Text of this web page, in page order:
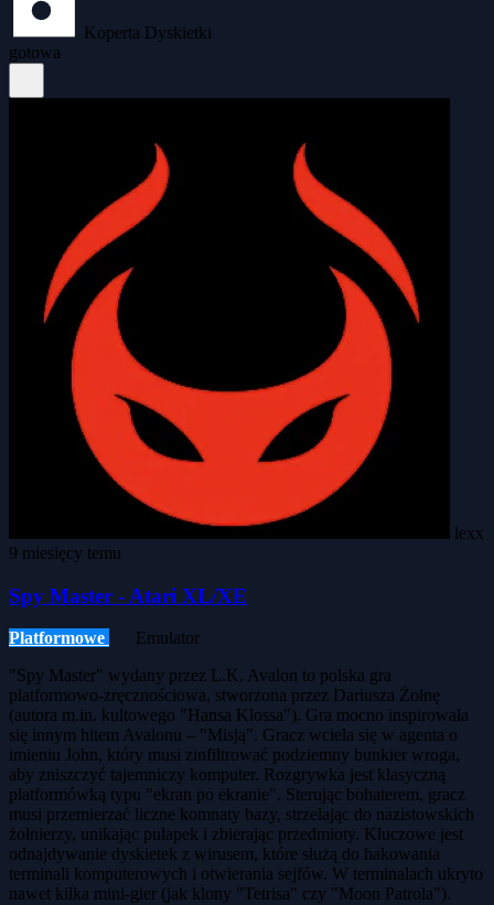
Koperta Dyskietki
gotowa
lexx
9 miesięcy temu
Spy Master - Atari XL/XE
Platformowe
Emulator
"Spy Master" wydany przez L.K. Avalon to polska gra
platformowo-zręcznościowa, stworzona przez Dariusza Żołnę
(autora m.in. kultowego "Hansa Klossa"). Gra mocno inspirowała
się innym hitem Avalonu – "Misją". Gracz wciela się w agenta o
imieniu John, który musi zinfiltrować podziemny bunkier wroga,
aby zniszczyć tajemniczy komputer. Rozgrywka jest klasyczną
platformówką typu "ekran po ekranie". Sterując bohaterem, gracz
musi przemierzać liczne komnaty bazy, strzelając do nazistowskich
żołnierzy, unikając pułapek i zbierając przedmioty. Kluczowe jest
odnajdywanie dyskietek z wirusem, które służą do hakowania
terminali komputerowych i otwierania sejfów. W terminalach ukryto
nawet kilka mini-gier (jak klony "Tetrisa" czy "Moon Patrola").